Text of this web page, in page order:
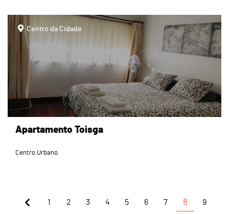
page
Centro da Cidade
Apartamento Toisga
Centro Urbano
1 2 3 4 5 6 7 8 9